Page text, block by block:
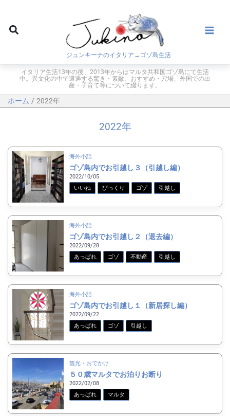
検
ジュンキーナのイタリア→ゴゾ島生活
イタリア生活13年の後、2013年からはマルタ共和国ゴゾ島にて生活
中。異文化の中で遭遇する驚き・素敵、おすすめ・穴場、外国での出
産・子育て等について綴ります。
ホーム 2022年
2022年
海外小話
ゴゾ島内でお引越し３（引越し編）
2022/10/05
いいね
びっくり ゴゾ 引越し
海外小話
ゴゾ島内でお引越し２（退去編）
2022/09/28
あっぱれ
ゴゾ 不動産 引越し
海外小話
ゴゾ島内でお引越し１（新居探し編）
2022/09/22
あっぱれ
ゴゾ 引越し
観光・おでかけ
５０歳マルタでお泊りお断り
2022/02/08
あっぱれ
マルタ